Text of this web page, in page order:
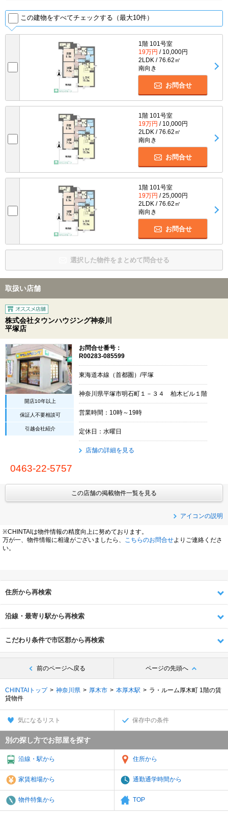
この建物をすべてチェックする（最大10件）
1階 101号室
19万円 / 10,000円
2LDK / 76.62㎡
南向き
お問合せ
1階 101号室
19万円 / 10,000円
2LDK / 76.62㎡
南向き
お問合せ
1階 101号室
19万円 / 25,000円
2LDK / 76.62㎡
南向き
お問合せ
選択した物件をまとめて問合せる
取扱い店舗
株式会社タウンハウジング神奈川
平塚店
開店10年以上
保証人不要相談可
引越会社紹介
お問合せ番号：
R00283-085599
東海道本線（首都圏）/平塚
神奈川県平塚市明石町１－３４ 柏木ビル１階
営業時間：10時～19時
定休日：水曜日
店舗の詳細を見る
0463-22-5757
この店舗の掲載物件一覧を見る
アイコンの説明
※CHINTAIは物件情報の精度向上に努めております。
万が一、物件情報に相違がございましたら、
こちらのお問合せよりご連絡くださ
い。
住所から再検索
沿線・最寄り駅から再検索
こだわり条件で市区郡から再検索
前のページへ戻る ページの先頭へ
CHINTAIトップ 神奈川県 厚木市 本厚木駅
ラ・ルーム厚木町 1階の賃
貸物件
気になるリスト 保存中の条件
別の探し方でお部屋を探す
沿線・駅から 住所から
家賃相場から 通勤通学時間から
物件特集から TOP